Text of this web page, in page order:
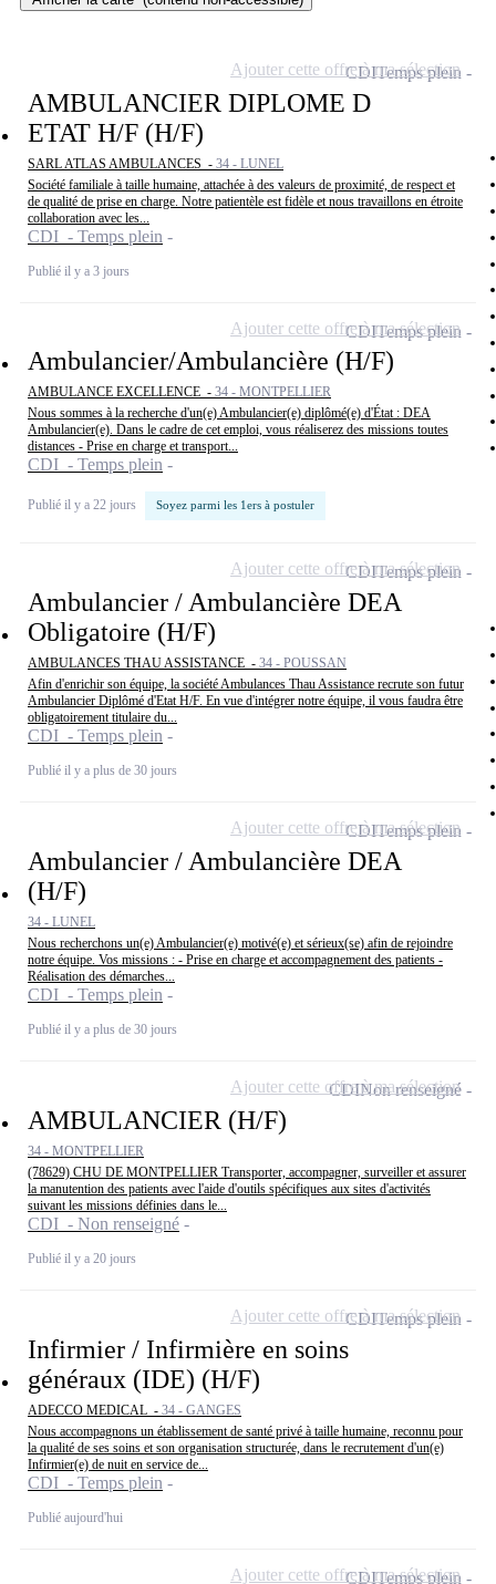
AMBULANCIER DIPLOME D
ETAT H/F (H/F)
SARL ATLAS AMBULANCES - 34 - LUNEL
Société familiale à taille humaine, attachée à des valeurs de proximité, de respect et
de qualité de prise en charge. Notre patientèle est fidèle et nous travaillons en étroite
collaboration avec les...
CDI - Temps plein
Publié il y a 3 jours
CDITemps plein
Ajouter cette offre à ma sélection
Ambulancier/Ambulancière (H/F)
AMBULANCE EXCELLENCE - 34 - MONTPELLIER
Nous sommes à la recherche d'un(e) Ambulancier(e) diplômé(e) d'État : DEA
Ambulancier(e). Dans le cadre de cet emploi, vous réaliserez des missions toutes
distances - Prise en charge et transport...
CDI - Temps plein
Publié il y a 22 jours Soyez parmi les 1ers à postuler
CDITemps plein
Ajouter cette offre à ma sélection
Ambulancier / Ambulancière DEA
Obligatoire (H/F)
AMBULANCES THAU ASSISTANCE - 34 - POUSSAN
Afin d'enrichir son équipe, la société Ambulances Thau Assistance recrute son futur
Ambulancier Diplômé d'Etat H/F. En vue d'intégrer notre équipe, il vous faudra être
obligatoirement titulaire du...
CDI - Temps plein
Publié il y a plus de 30 jours
CDITemps plein
Ajouter cette offre à ma sélection
Ambulancier / Ambulancière DEA
(H/F)
34 - LUNEL
Nous recherchons un(e) Ambulancier(e) motivé(e) et sérieux(se) afin de rejoindre
notre équipe. Vos missions : - Prise en charge et accompagnement des patients -
Réalisation des démarches...
CDI - Temps plein
Publié il y a plus de 30 jours
CDITemps plein
Ajouter cette offre à ma sélection
AMBULANCIER (H/F)
34 - MONTPELLIER
(78629) CHU DE MONTPELLIER Transporter, accompagner, surveiller et assurer
la manutention des patients avec l'aide d'outils spécifiques aux sites d'activités
suivant les missions définies dans le...
CDI - Non renseigné
Publié il y a 20 jours
CDINon renseigné
Ajouter cette offre à ma sélection
Infirmier / Infirmière en soins
généraux (IDE) (H/F)
ADECCO MEDICAL - 34 - GANGES
Nous accompagnons un établissement de santé privé à taille humaine, reconnu pour
la qualité de ses soins et son organisation structurée, dans le recrutement d'un(e)
Infirmier(e) de nuit en service de...
CDI - Temps plein
Publié aujourd'hui
CDITemps plein
Ajouter cette offre à ma sélection
CDITemps plein
Ajouter cette offre à ma sélection